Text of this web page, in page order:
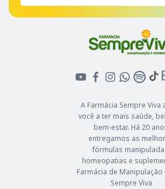
A Farmácia Sempre Viva
você a ter mais saúde,
bem-estar. Há 20
entregamos as
fórmulas
homeopatias e
Farmácia de Manipulação
Sempre Viva